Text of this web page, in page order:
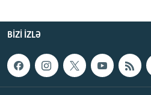
BIZI IZLƏ